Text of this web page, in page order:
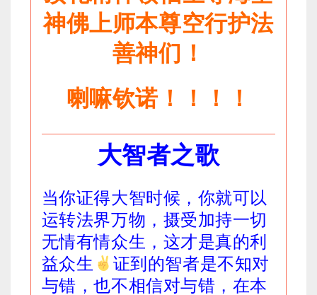
神佛上师本尊空行护法
善神们！
喇嘛钦诺！！！！
大智者之歌
当你证得大智时候，你就可以
运转法界万物，摄受加持一切
无情有情众生，这才是真的利
益众生
证到的智者是不知对
与错，也不相信对与错，在本